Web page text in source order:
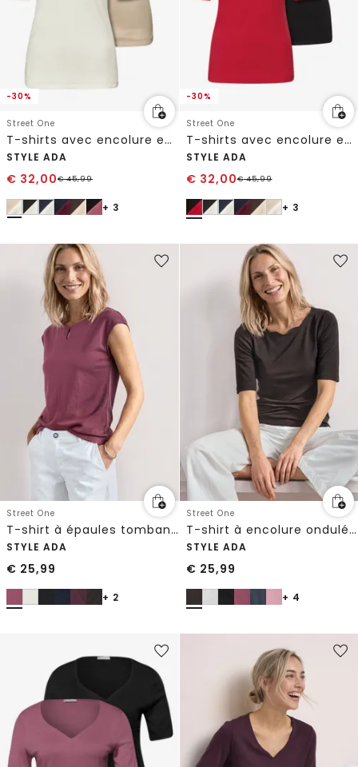
-30%
Street One
T-shirts avec encolure en cœur en pack de 2
STYLE ADA
€ 32,00€45,99
+ 3
-30%
Street One
T-shirts avec encolure en cœur en pack de 2
STYLE ADA
€ 32,00€45,99
+ 3
Street One
T-shirt à épaules tombantes avec découpe
STYLE ADA
€ 25,99
+ 2
Street One
T-shirt à encolure ondulée, couleur unie
STYLE ADA
€ 25,99
+ 4